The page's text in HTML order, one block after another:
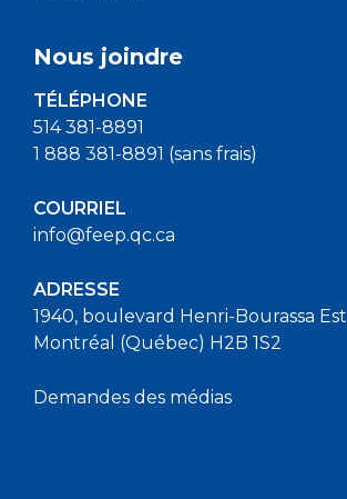
Nous joindre
TÉLÉPHONE
514 381-8891
1 888 381-8891 (sans frais)
COURRIEL
info@feep.qc.ca
ADRESSE
1940, boulevard Henri-Bourassa Est
Montréal (Québec) H2B 1S2
Demandes des médias